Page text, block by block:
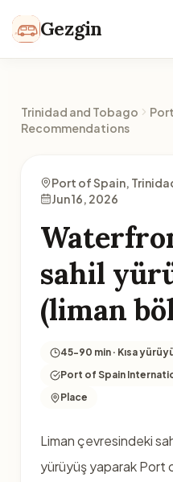
Gezgin
Trinidad and Tobago
Recommendations
Port of Spain,
Jun 16, 2026
sahil
(liman
45-90 min · Kısa
Port of Spain
Place
Liman çevresindeki
yürüyüş yaparak Port